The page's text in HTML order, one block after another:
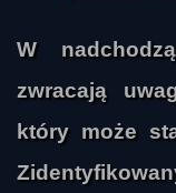
W
zwracają
który może